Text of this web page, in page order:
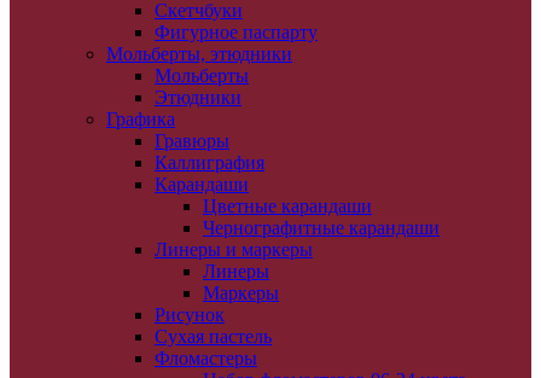
Скетчбуки
Фигурное паспарту
Мольберты, этюдники
Мольберты
Этюдники
Графика
Гравюры
Каллиграфия
Карандаши
Цветные карандаши
Чернографитные карандаши
Линеры и маркеры
Линеры
Маркеры
Рисунок
Сухая пастель
Фломастеры